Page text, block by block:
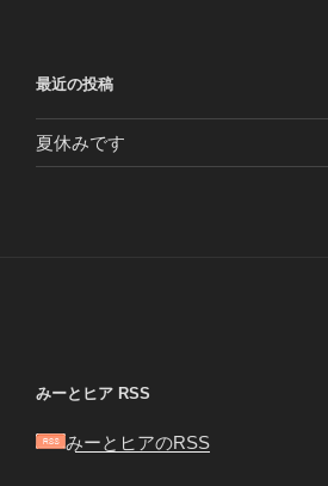
最近の投稿
夏休みです
みーとヒア RSS
みーとヒアのRSS